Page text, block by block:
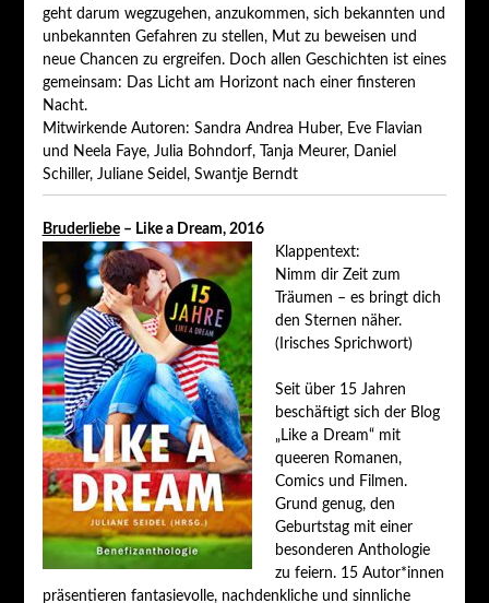
geht darum wegzugehen, anzukommen, sich bekannten und
unbekannten Gefahren zu stellen, Mut zu beweisen und
neue Chancen zu ergreifen. Doch allen Geschichten ist eines
gemeinsam: Das Licht am Horizont nach einer finsteren
Nacht.
Mitwirkende Autoren: Sandra Andrea Huber, Eve Flavian
und Neela Faye, Julia Bohndorf, Tanja Meurer, Daniel
Schiller, Juliane Seidel, Swantje Berndt
Bruderliebe– Like a Dream, 2016
Klappentext:
Nimm dir Zeit zum
Träumen – es bringt dich
den Sternen näher.
(Irisches Sprichwort)
Seit über 15 Jahren
beschäftigt sich der Blog
„Like a Dream“ mit
queeren Romanen,
Comics und Filmen.
Grund genug, den
Geburtstag mit einer
besonderen Anthologie
zu feiern. 15 Autor*innen
präsentieren fantasievolle, nachdenkliche und sinnliche